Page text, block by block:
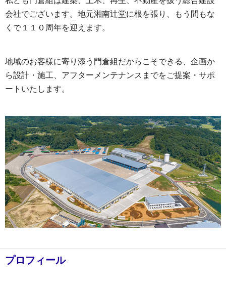
会社でございます。地元湘南辻堂に根を張り、もう間もな
くで１１０周年を迎えます。
地域のお客様に寄り添う門倉組だからこそできる、企画か
ら設計・施工、アフターメンテナンスまでをご提案・サポ
ートいたします。
プロフィール